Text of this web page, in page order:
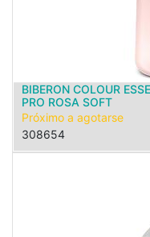
BIBERON COLOUR
PRO ROSA SOFT
Próximo a agotarse
308654